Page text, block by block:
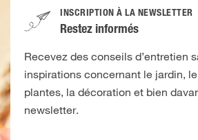
INSCRIPTION À LA NEWSLETTER
Restez informés
Recevez des conseils d’entretien
inspirations concernant le jardin,
plantes, la décoration et bien
newsletter.